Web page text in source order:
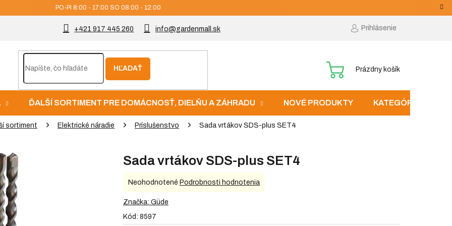
PO-PI 8:00 - 17:00 SO 08:00 - 12:00
+421 917 445 260 info@gardenmall.sk Prihlásenie
HĽADAŤ
NÁKUPNÝ
Prázdny košík
ĎALŠÍ SORTIMENT PRE DOMÁCNOSŤ, DIELŇU A ZÁHRADU NOVÉ PRODUKTY KATEGÓRIE
sortiment Elektrické náradie Príslušenstvo Sada vrtákov SDS-plus SET4
Sada vrtákov SDS-plus SET4
Kód: 8597
Priemerné
produktu
0,0
Neohodnotené Podrobnosti hodnotenia
Značka: Güde